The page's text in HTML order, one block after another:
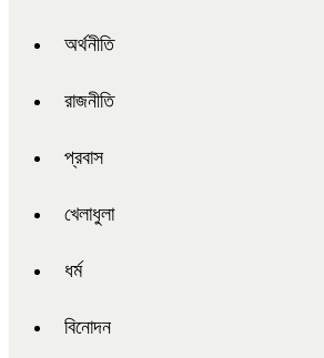
অর্থনীতি
রাজনীতি
প্রবাস
খেলাধুলা
ধর্ম
বিনোদন